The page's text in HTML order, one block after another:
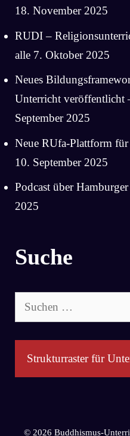
18. November 2025
RUDI –
alle 7. Oktober 2025
Neues
Unterricht veröffentlicht
September 2025
Neue RUfa-Plattform
10. September 2025
Podcast über
2025
Suche
Suchen
nach:
Strukturraster für
© 2026 Buddhismus-